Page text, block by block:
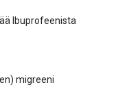
Ibuprofeenista
migreeni